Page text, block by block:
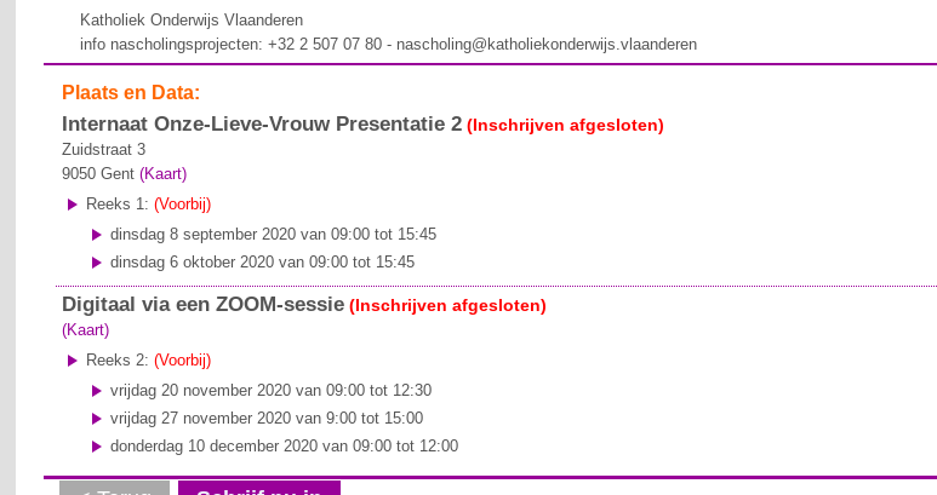
Katholiek Onderwijs Vlaanderen
info nascholingsprojecten: +32 2 507 07 80 - nascholing@katholiekonderwijs.vlaanderen
Plaats en Data:
Internaat Onze-Lieve-Vrouw Presentatie 2 (Inschrijven afgesloten)
Zuidstraat 3
9050 Gent (Kaart)
Reeks 1:(Voorbij)
dinsdag 8 september 2020 van 09:00 tot 15:45
dinsdag 6 oktober 2020 van 09:00 tot 15:45
Digitaal via een ZOOM-sessie (Inschrijven afgesloten)
(Kaart)
Reeks 2:(Voorbij)
vrijdag 20 november 2020 van 09:00 tot 12:30
vrijdag 27 november 2020 van 9:00 tot 15:00
donderdag 10 december 2020 van 09:00 tot 12:00